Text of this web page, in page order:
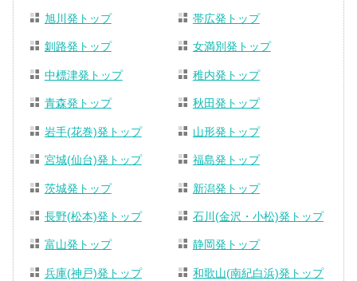
旭川発トップ 帯広発トップ
釧路発トップ 女満別発トップ
中標津発トップ 稚内発トップ
青森発トップ 秋田発トップ
岩手(花巻)発トップ 山形発トップ
宮城(仙台)発トップ 福島発トップ
茨城発トップ 新潟発トップ
長野(松本)発トップ 石川(金沢・小松)発トップ
富山発トップ 静岡発トップ
兵庫(神戸)発トップ 和歌山(南紀白浜)発トップ